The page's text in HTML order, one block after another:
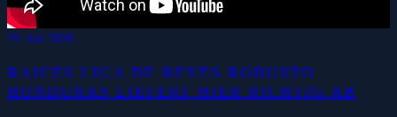
29. Juli 2026
RAICES LIGA DE REYES ROBUSTO –
HONDURAS LIEFERT HIER RICHTIG AB